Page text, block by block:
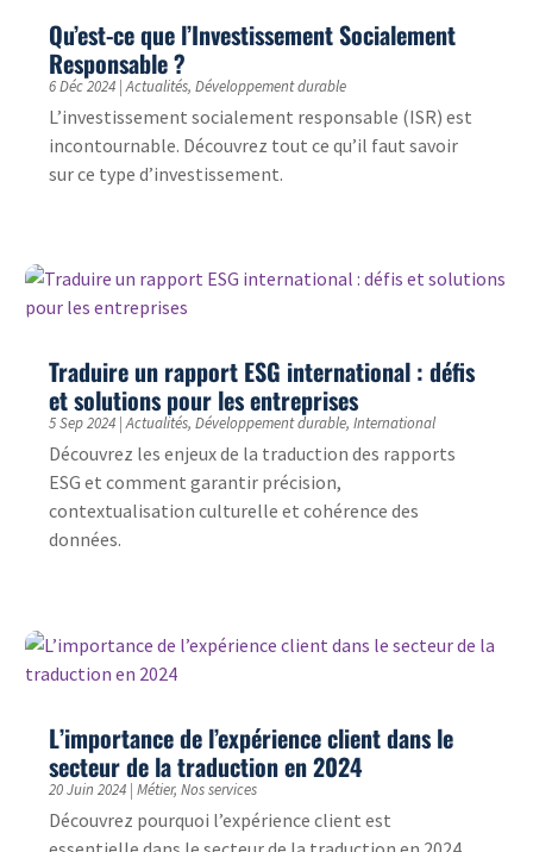
Qu’est-ce que l’Investissement Socialement
Responsable ?
6 Déc 2024 |Actualités,Développement durable
L’investissement socialement responsable (ISR) est
incontournable. Découvrez tout ce qu’il faut savoir
sur ce type d’investissement.
Traduire un rapport ESG international : défis
et solutions pour les entreprises
5 Sep 2024 |Actualités,Développement durable,International
Découvrez les enjeux de la traduction des rapports
ESG et comment garantir précision,
contextualisation culturelle et cohérence des
données.
L’importance de l’expérience client dans le
secteur de la traduction en 2024
20 Juin 2024 |Métier,Nos services
Découvrez pourquoi l’expérience client est